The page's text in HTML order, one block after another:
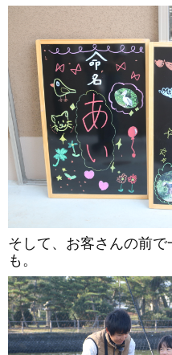
そして、お客さんの前
も。